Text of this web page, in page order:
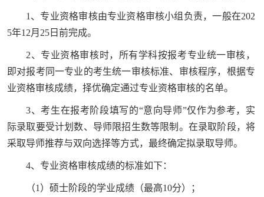
1、专业资格审核由专业资格审核小组负责，一般在202
5年12月25日前完成。
2、专业资格审核时，所有学科按报考专业统一审核，
即对报考同一专业的考生统一审核标准、审核程序，根据专
业资格审核成绩，择优确定通过专业资格审核的名单。
3、考生在报考阶段填写的“意向导师”仅作为参考，实
际录取要受计划数、导师限招生数等限制。在录取阶段，将
采取导师推荐与双向选择等方式，最终确定拟录取导师。
4、专业资格审核成绩的标准如下：
（1）硕士阶段的学业成绩（最高10分）；